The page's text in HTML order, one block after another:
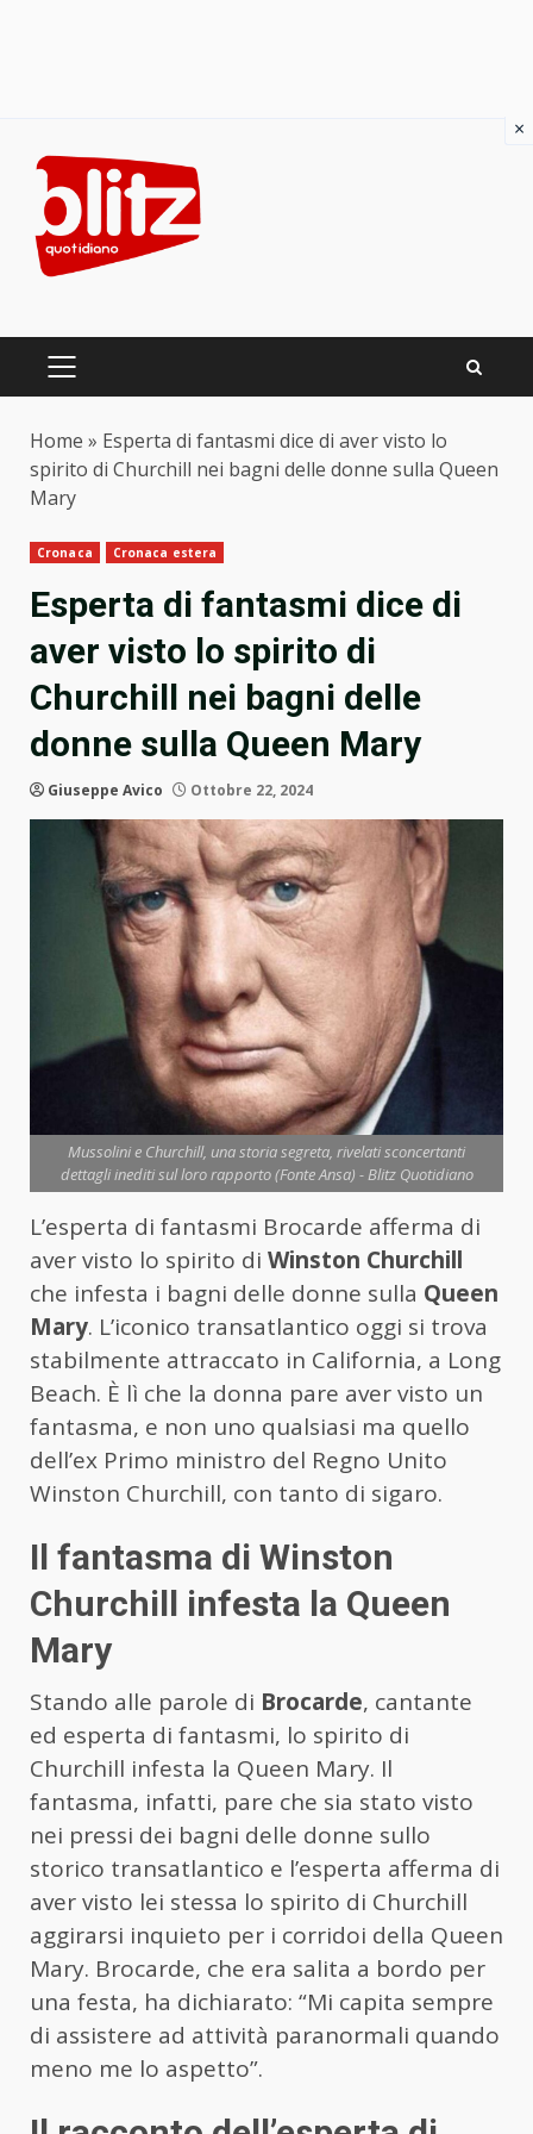
content
PRIMARY
Home » Esperta di fantasmi dice di aver visto lo
spirito di Churchill nei bagni delle donne sulla Queen
Mary
Cronaca Cronaca estera
Esperta di fantasmi dice di
aver visto lo spirito di
Churchill nei bagni delle
donne sulla Queen Mary
Giuseppe Avico Ottobre 22, 2024
Mussolini e Churchill, una storia segreta, rivelati sconcertanti
dettagli inediti sul loro rapporto (Fonte Ansa) - Blitz Quotidiano
L’esperta di fantasmi Brocarde afferma di
aver visto lo spirito di Winston Churchill
che infesta i bagni delle donne sulla Queen
Mary. L’iconico transatlantico oggi si trova
stabilmente attraccato in California, a Long
Beach. È lì che la donna pare aver visto un
fantasma, e non uno qualsiasi ma quello
dell’ex Primo ministro del Regno Unito
Winston Churchill, con tanto di sigaro.
Il fantasma di Winston
Churchill infesta la Queen
Mary
Stando alle parole di Brocarde, cantante
ed esperta di fantasmi, lo spirito di
Churchill infesta la Queen Mary. Il
fantasma, infatti, pare che sia stato visto
nei pressi dei bagni delle donne sullo
storico transatlantico e l’esperta afferma di
aver visto lei stessa lo spirito di Churchill
aggirarsi inquieto per i corridoi della Queen
Mary. Brocarde, che era salita a bordo per
una festa, ha dichiarato: “Mi capita sempre
di assistere ad attività paranormali quando
meno me lo aspetto”.
×